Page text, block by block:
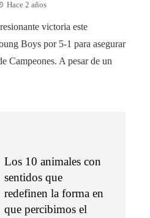
Hace 2 años
victoria este
Boys por 5-1 para asegurar
Campeones. A pesar de un
Los 10 animales con
sentidos que
redefinen la forma en
que percibimos el